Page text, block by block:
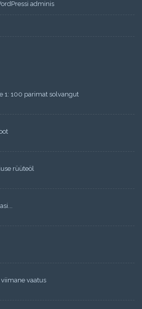
adminis
1: 100 parimat solvangut
rüüteöl
viimane vaatus